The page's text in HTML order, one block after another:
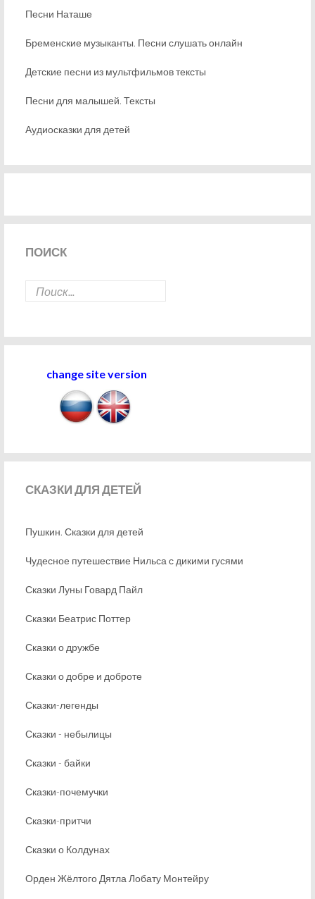
Песни Наташе
Бременские музыканты. Песни слушать онлайн
Детские песни из мультфильмов тексты
Песни для малышей. Тексты
Аудиосказки для детей
ПОИСК
change site version
СКАЗКИДЛЯ ДЕТЕЙ
Пушкин. Сказки для детей
Чудесное путешествие Нильса с дикими гусями
Сказки Луны Говард Пайл
Сказки Беатрис Поттер
Сказки о дружбе
Сказки о добре и доброте
Сказки-легенды
Сказки - небылицы
Сказки - байки
Сказки-почемучки
Сказки-притчи
Сказки о Колдунах
Орден Жёлтого Дятла Лобату Монтейру